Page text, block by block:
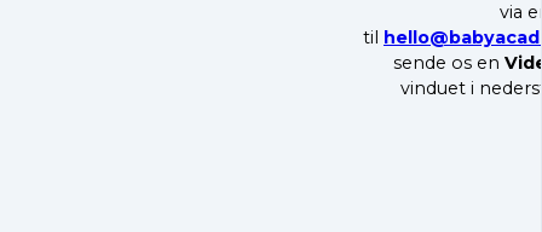
via
til
sende os en
vinduet i